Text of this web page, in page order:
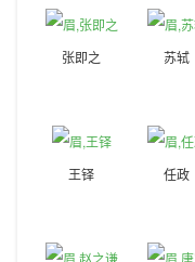
张即之 苏轼
王铎 任政